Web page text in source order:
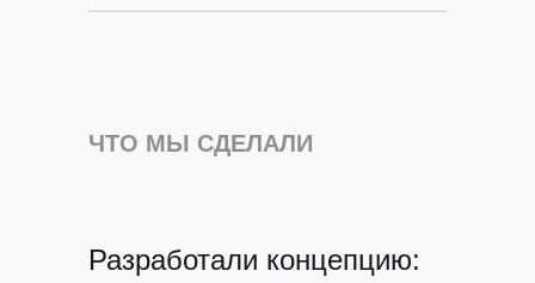
ЧТО МЫ СДЕЛАЛИ
Разработали концепцию: